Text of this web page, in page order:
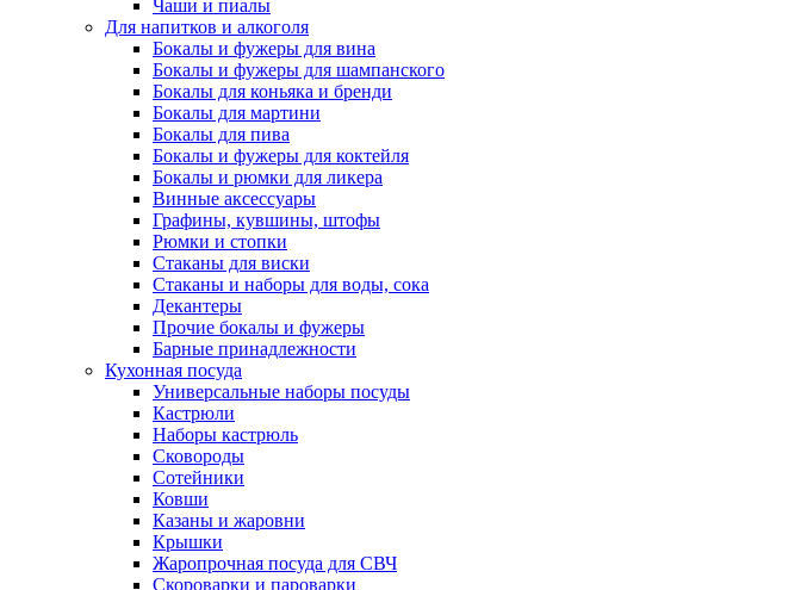
Чаши и пиалы
Для напитков и алкоголя
Бокалы и фужеры для вина
Бокалы и фужеры для шампанского
Бокалы для коньяка и бренди
Бокалы для мартини
Бокалы для пива
Бокалы и фужеры для коктейля
Бокалы и рюмки для ликера
Винные аксессуары
Графины, кувшины, штофы
Рюмки и стопки
Стаканы для виски
Стаканы и наборы для воды, сока
Декантеры
Прочие бокалы и фужеры
Барные принадлежности
Кухонная посуда
Универсальные наборы посуды
Кастрюли
Наборы кастрюль
Сковороды
Сотейники
Ковши
Казаны и жаровни
Крышки
Жаропрочная посуда для СВЧ
Скороварки и пароварки